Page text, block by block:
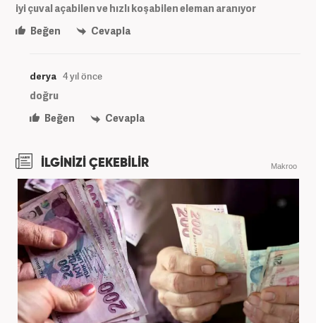
iyi çuval açabilen ve hızlı koşabilen eleman aranıyor
Beğen
Cevapla
derya 4 yıl önce
doğru
Beğen
Cevapla
İLGİNİZİ ÇEKEBİLİR Makroo